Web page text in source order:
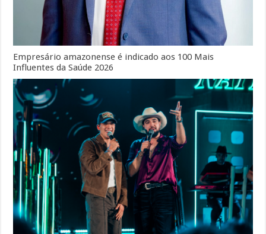
Empresário amazonense é indicado aos 100 Mais
Influentes da Saúde 2026